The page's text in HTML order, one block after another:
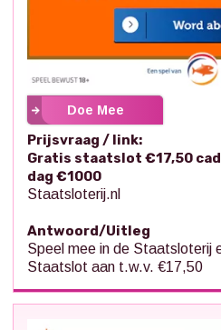
Doe Mee
Prijsvraag / link:
Gratis staatslot €17,50
dag €1000
Staatsloterij.nl
Antwoord/Uitleg
Speel mee in de Staatsloterij
Staatslot aan t.w.v. €17,50